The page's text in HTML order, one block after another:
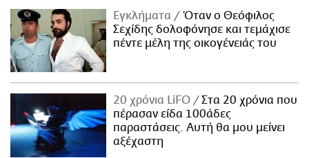
Εγκλήματα
Όταν ο Θεόφιλος
Σεχίδης δολοφόνησε και τεμάχισε
πέντε μέλη της οικογένειάς του
20 χρόνια LiFO
Στα 20 χρόνια που
πέρασαν είδα 100άδες
παραστάσεις. Αυτή θα μου μείνει
αξέχαστη